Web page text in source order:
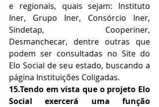
e regionais, quais sejam: Instituto
Iner, Grupo Iner, Consórcio Iner,
Sindetap, Cooperiner,
Desmanchecar, dentre outras que
podem ser consultadas no Site do
Elo Social de seu estado, buscando a
página Instituições Coligadas.
15.Tendo em vista que o projeto Elo
Social exercerá uma função